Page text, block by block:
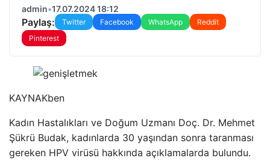
admin•17.07.2024 18:12
Paylaş: Twitter Facebook WhatsApp
Reddit
Pinterest
KAYNAKben
Kadın Hastalıkları ve Doğum Uzmanı Doç. Dr. Mehmet
Şükrü Budak, kadınlarda 30 yaşından sonra taranması
gereken HPV virüsü hakkında açıklamalarda bulundu.